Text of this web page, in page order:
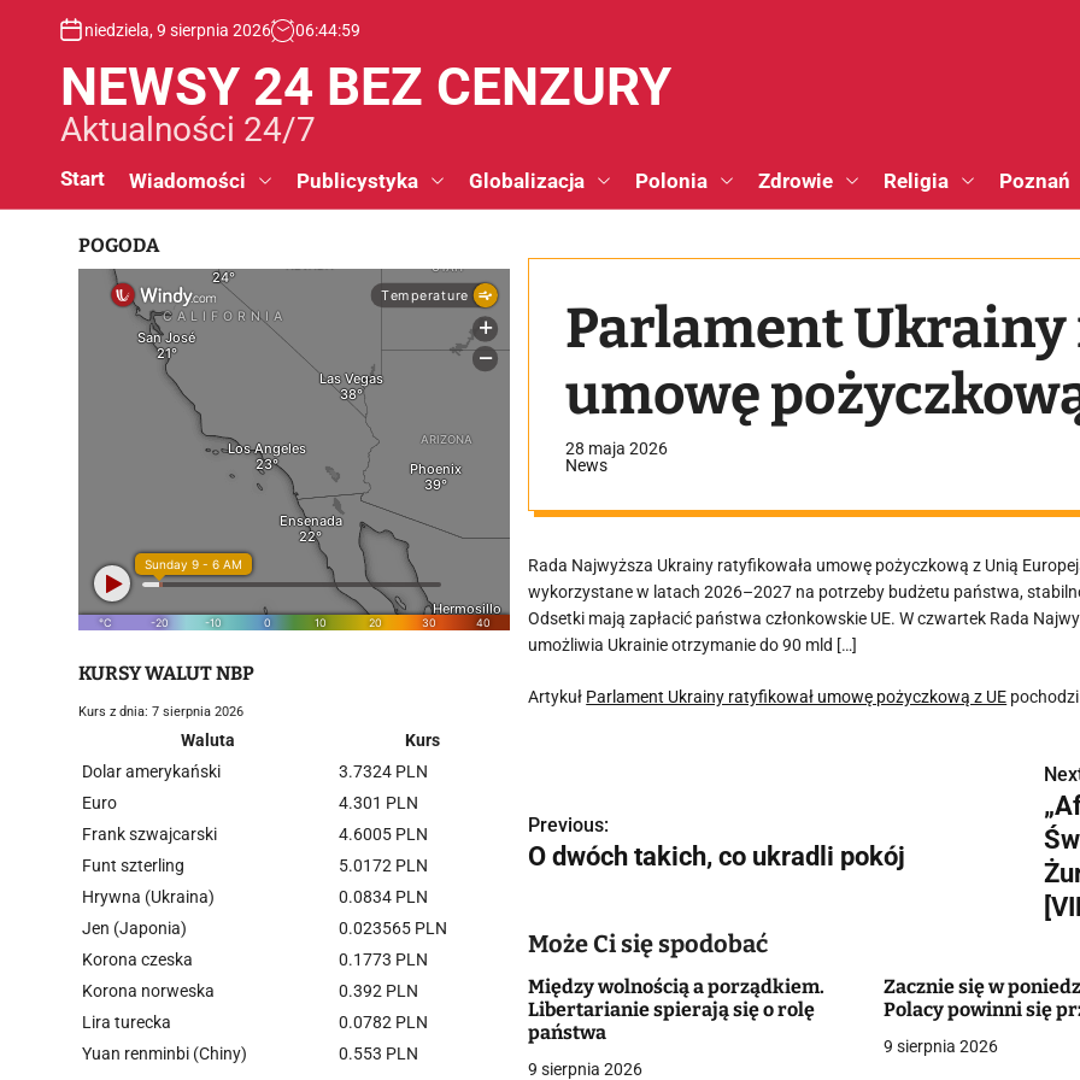
niedziela, 9 sierpnia 2026 06:45:00
NEWSY 24 BEZ CENZURY
Aktualności 24/7
Start Wiadomości Publicystyka Globalizacja Polonia Zdrowie Religia Poznań
Parlament
umowę
28 maja 2026
News
Rada Najwyższa Ukrainy ratyfikowała umowę pożyczkową z Unią
wykorzystane w latach 2026–2027 na potrzeby budżetu państwa,
Odsetki mają zapłacić państwa członkowskie UE. W czwartek Rada
umożliwia Ukrainie otrzymanie do 90 mld […]
Artykuł Parlament Ukrainy ratyfikował umowę pożyczkową z UE
a
w
a
c
Previous:
O dwóch takich, co ukradli pokój
Może Ci się spodobać
Między wolnością a porządkiem.
Libertarianie spierają się o rolę
państwa
9 sierpnia 2026
Zacznie się w
Polacy powinni się
9 sierpnia 2026
POGODA
KURSY WALUT NBP
Kurs z dnia: 7 sierpnia 2026
Waluta
Kurs
Dolar amerykański
3.7324 PLN
Euro
4.301 PLN
Frank szwajcarski
4.6005 PLN
Funt szterling
5.0172 PLN
Hrywna (Ukraina)
0.0834 PLN
Jen (Japonia)
0.023565 PLN
Korona czeska
0.1773 PLN
Korona norweska
0.392 PLN
Lira turecka
0.0782 PLN
Yuan renminbi (Chiny)
0.553 PLN